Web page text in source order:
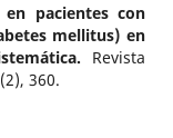
pacientes con
mellitus) en
Revista
(2), 360.